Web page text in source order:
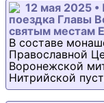
12 мая 2025
поездка Главы
святым местам
В составе
Православной
Воронежской
Нитрийской